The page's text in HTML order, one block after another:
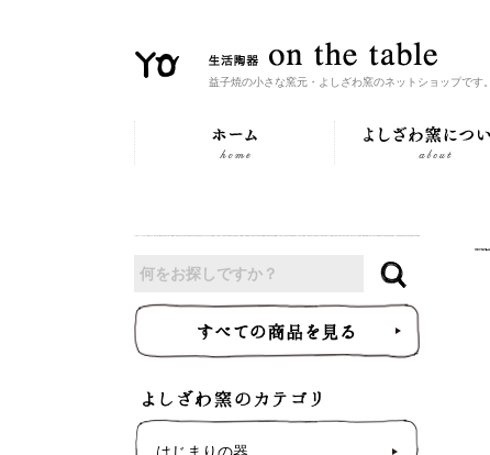
益子焼の小さな窯元・よしざわ窯のネットショップです